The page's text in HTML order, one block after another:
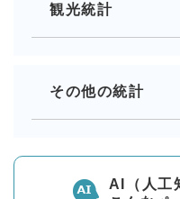
観光統計
その他の統計
AI（人工